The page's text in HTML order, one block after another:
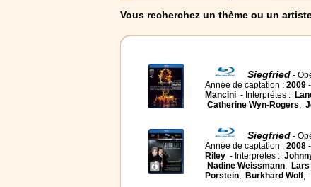
Vous recherchez un thème ou un
Siegfried -
Année de captation : 2009
Mancini - Interprètes :
Catherine Wyn-Rogers,
Siegfried -
Année de captation : 2008
Riley - Interprètes :
Nadine Weissmann,
Porstein, Burkhard Wolf,